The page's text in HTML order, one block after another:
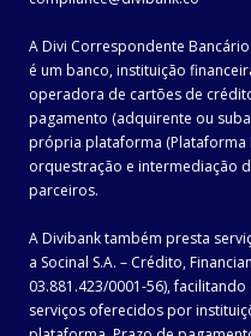
A Divi Correspondente Bancário
é um banco, instituição
operadora de cartões de
pagamento (adquirente ou
própria plataforma (Plataforma
orquestração e intermediação
parceiros.
A Divibank também presta
a Socinal S.A. – Crédito,
03.881.423/0001-56),
serviços oferecidos por